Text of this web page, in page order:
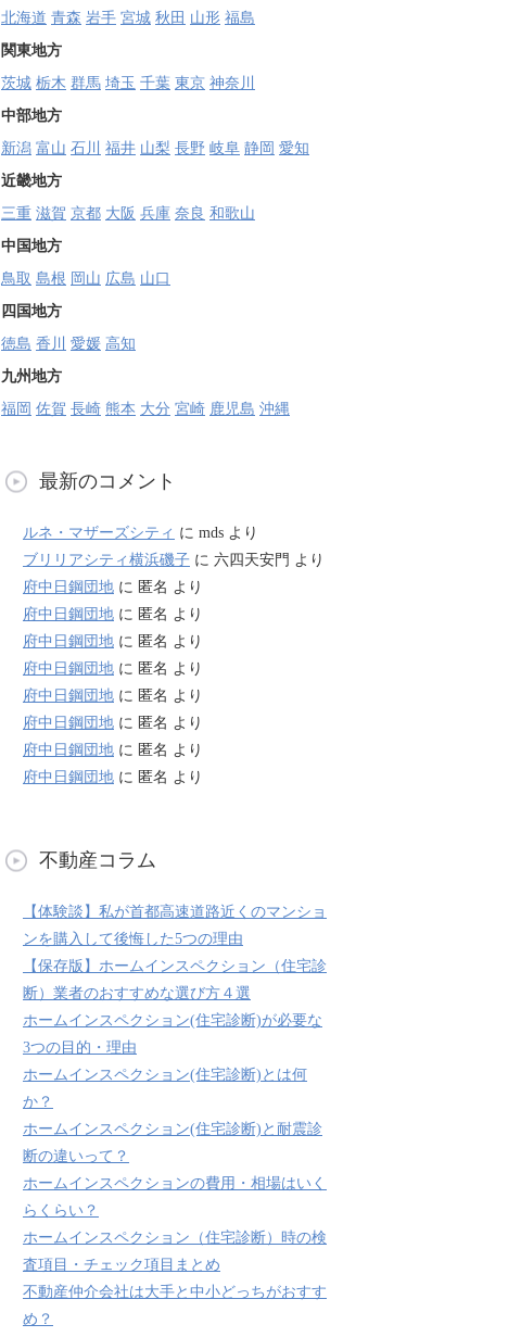
北海道 青森 岩手 宮城 秋田 山形 福島
関東地方
茨城 栃木 群馬 埼玉 千葉 東京 神奈川
中部地方
新潟 富山 石川 福井 山梨 長野 岐阜 静岡 愛知
近畿地方
三重 滋賀 京都 大阪 兵庫 奈良 和歌山
中国地方
鳥取 島根 岡山 広島 山口
四国地方
徳島 香川 愛媛 高知
九州地方
福岡 佐賀 長崎 熊本 大分 宮崎 鹿児島 沖縄
最新のコメント
ルネ・マザーズシティ に mds より
ブリリアシティ横浜磯子 に 六四天安門 より
府中日鋼団地 に 匿名 より
府中日鋼団地 に 匿名 より
府中日鋼団地 に 匿名 より
府中日鋼団地 に 匿名 より
府中日鋼団地 に 匿名 より
府中日鋼団地 に 匿名 より
府中日鋼団地 に 匿名 より
府中日鋼団地 に 匿名 より
不動産コラム
【体験談】私が首都高速道路近くのマンショ
ンを購入して後悔した5つの理由
【保存版】ホームインスペクション（住宅診
断）業者のおすすめな選び方４選
ホームインスペクション(住宅診断)が必要な
3つの目的・理由
ホームインスペクション(住宅診断)とは何
か？
ホームインスペクション(住宅診断)と耐震診
断の違いって？
ホームインスペクションの費用・相場はいく
らくらい？
ホームインスペクション（住宅診断）時の検
査項目・チェック項目まとめ
不動産仲介会社は大手と中小どっちがおすす
め？